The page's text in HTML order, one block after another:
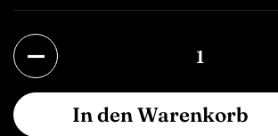
Anzahl
In den Warenkorb